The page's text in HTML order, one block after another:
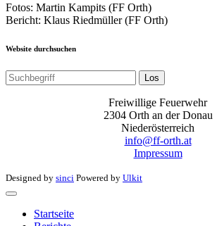
Fotos: Martin Kampits (FF Orth)
Bericht: Klaus Riedmüller (FF Orth)
Website durchsuchen
Los
Freiwillige Feuerwehr
2304 Orth an der Donau
Niederösterreich
info@ff-orth.at
Impressum
Designed by sinci Powered by Ulkit
Startseite